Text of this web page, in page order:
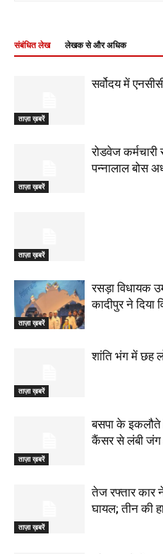
संबंधित लेख लेखक से और अधिक
ताज़ा ख़बरें
सर्वोदय में
ताज़ा ख़बरें
रोडवेज
पन्नालाल बोस
ताज़ा ख़बरें
ताज़ा ख़बरें
रसड़ा विधायक
कादीपुर ने दिया
ताज़ा ख़बरें
शांति भंग में छह
ताज़ा ख़बरें
बसपा के इकलौते
कैंसर से लंबी जंग
ताज़ा ख़बरें
तेज रफ्तार कार
घायल; तीन की